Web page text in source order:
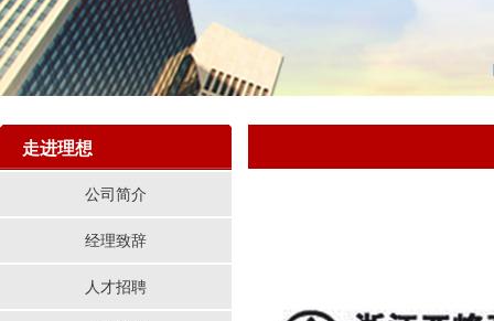
走进理想
公司简介
经理致辞
人才招聘